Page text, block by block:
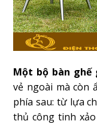
Một bộ bàn ghế
vẻ ngoài mà còn
phía sau: từ lựa
thủ công tinh